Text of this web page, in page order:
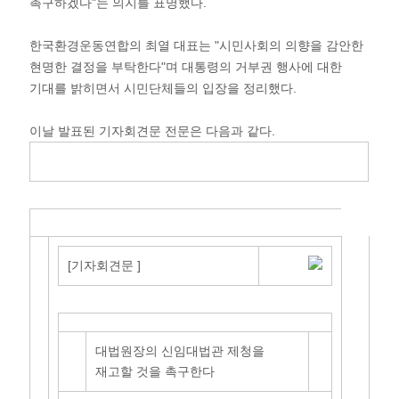
한국환경운동연합의 최열 대표는 "시민사회의 의향을 감안한
현명한 결정을 부탁한다"며 대통령의 거부권 행사에 대한
기대를 밝히면서 시민단체들의 입장을 정리했다.
이날 발표된 기자회견문 전문은 다음과 같다.
[기자회견문 ]
대법원장의 신임대법관 제청을
재고할 것을 촉구한다